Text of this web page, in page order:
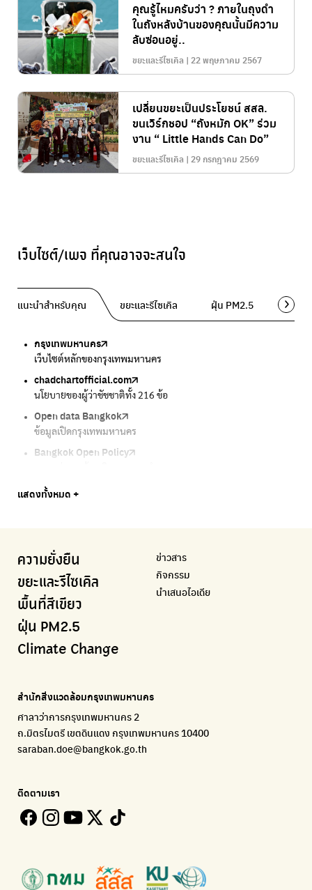
คุณรู้ไหมครับว่า ? ภายในถุงดำ
ในถังหลังบ้านของคุณนั้นมีความ
ลับซ่อนอยู่..
ขยะและรีไซเคิล | 22 พฤษภาคม 2567
เปลี่ยนขยะเป็นประโยชน์ สสล.
ขนเวิร์กชอป “ถังหมัก OK” ร่วม
งาน “ Little Hands Can Do”
ขยะและรีไซเคิล | 29 กรกฎาคม 2569
เว็บไซต์/เพจ ที่คุณอาจจะสนใจ
แนะนำสำหรับคุณ ขยะและรีไซเคิล ฝุ่น PM2.5 พื้นที่สี
กรุงเทพมหานคร
เว็บไซต์หลักของกรุงเทพมหานคร
chadchartofficial.com
นโยบายของผู้ว่าชัชชาติทั้ง 216 ข้อ
Open data Bangkok
ข้อมูลเปิดกรุงเทพมหานคร
Bangkok Open Policy
Bangkok Trees
BKK Zero Waste
กรุงเทพฯไม่เทรวม
ลุงซาเล้งกับขยะที่หายไป
CHULA Zero Waste
จัดการขยะภายในพื้นที่อย่างเป็นระบบ
แพลตฟอร์มเพื่อสิ่งแวดล้อม
ติดตามความคืบหน้านโยบายกรุงเทพมหานคร
Kong Green Green
แอปแยกขยะได้ง่ายๆเพียงสแกนบาร์โค้ดสินค้า
Net Zero Carbon
แสดงทั้งหมด +
Traffy Fondue
แจ้งปัญหาขยะ เพื่อให้หน่วยงานแก้ไข
BKK Zero Waste
กรุงเทพฯไม่เทรวม
ลุงซาเล้งกับขยะที่หายไป
เริ่มแยกขยะตั้งแต่วันนี้ เดี๋ยวลุงสอนให้
CHULA Zero Waste
Green2Get
กรมควบคุมมลพิษ
แหล่งข้อมูลเกี่ยวกับมาตรฐานคุณภาพอากาศ น้ำ และเสียง
มูลนิธิโลกสีเขียว
How to ting
การแยกขยะให้สนุก
แพลตฟอร์มการจัดการพลาสติกชีวภาพหลังการกินดื่ม
รับซื้อขยะถึงบ้าน
ECOLIFE
กำจัด E-waste อย่างถูกวิธี ตามจุดรับ และไปรษณีย์
Green map
Traffy Fondue
แจ้งปัญหาฝุ่น เพื่อให้หน่วยงานแก้ไข
Airbkk
รายงานคุณภาพอากาศในกรุงเทพมหานคร
Air4Thai
ตรวจสอบสภาพอากาศรอบตัวคุณง่ายๆ
กรมควบคุมมลพิษ
Line Alert
Greenpeace
มูลนิธิสภาประชาชนเพื่อสิ่งแวดล้อม
สำนักสิ่งแวดล้อม กรุงเทพมหานคร
เตะฝุ่น
แผนที่การระบายอากาศในช่วงสูงสุดของแต่ละวัน
Bangkok Trees
ความคืบหน้าโครงการต้นไม้ล้านต้น
Greener Bangkok 2030
โครงการเพิ่มพื้นที่สีเขียวภายในปี 2030
We park
เครือข่ายพัฒนาเมืองและชุมชนสุขภาวะ
Thai Green Urban (TGU)
Urban Design and Development Center
กระทรวงทรัพยากรธรรมชาติและสิ่งแวดล้อม
กรมส่งเสริมคุณภาพและสิ่งแวดล้อม
DCCE
กรมการเปลี่ยนแปลงสภาพภูมิอากาศและสิ่งแวดล้อม
BangkokStories
เรื่องราวในกรุงเทพโดยครีเอเตอร์
กรมควบคุมมลพิษ
แหล่งข้อมูลเกี่ยวกับมาตรฐานคุณภาพอากาศ น้ำ และเสียง
Greenpeace
Climate Strike Thailand
Carbon Footprint Thailand
เรียนรู้เครื่องมือคำนวณคาร์บอนฟุตพริ้นท์
กรมอุตุนิยมวิทยา
Net Zero Carbon
Everything about our planet and more
35 Hours Bangkok Nature Play
โครงการ 35 ชั่วโมงการเรียนรู้ธรรมชาติผ่านการเล่น
ความยั่งยืน
ขยะและรีไซเคิล
พื้นที่สีเขียว
ฝุ่น PM2.5
Climate Change
ข่าวสาร
กิจกรรม
นำเสนอไอเดีย
สำนักสิ่งแวดล้อมกรุงเทพมหานคร
ศาลาว่าการกรุงเทพมหานคร 2
ถ.มิตรไมตรี เขตดินแดง กรุงเทพมหานคร 10400
saraban.doe@bangkok.go.th
ติดตามเรา